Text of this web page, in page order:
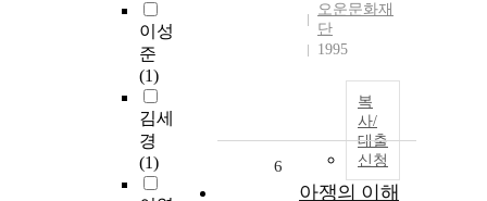
이성
준
(1)
김세
경
(1)
오운문화재
단
1995
복
사/
대출
신청
6
아쟁의 이해